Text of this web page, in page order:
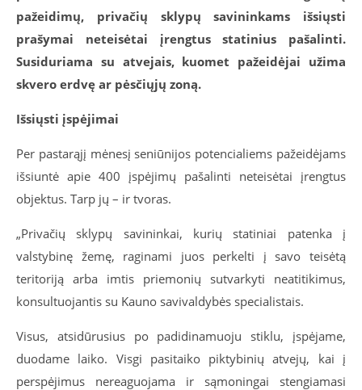
pažeidimų, privačių sklypų savininkams išsiųsti
prašymai neteisėtai įrengtus statinius pašalinti.
Susiduriama su atvejais, kuomet pažeidėjai užima
skvero erdvę ar pėsčiųjų zoną.
Išsiųsti įspėjimai
Per pastarąjį mėnesį seniūnijos potencialiems pažeidėjams
išsiuntė apie 400 įspėjimų pašalinti neteisėtai įrengtus
objektus. Tarp jų – ir tvoras.
„Privačių sklypų savininkai, kurių statiniai patenka į
valstybinę žemę, raginami juos perkelti į savo teisėtą
teritoriją arba imtis priemonių sutvarkyti neatitikimus,
konsultuojantis su Kauno savivaldybės specialistais.
Visus, atsidūrusius po padidinamuoju stiklu, įspėjame,
duodame laiko. Visgi pasitaiko piktybinių atvejų, kai į
perspėjimus nereaguojama ir sąmoningai stengiamasi